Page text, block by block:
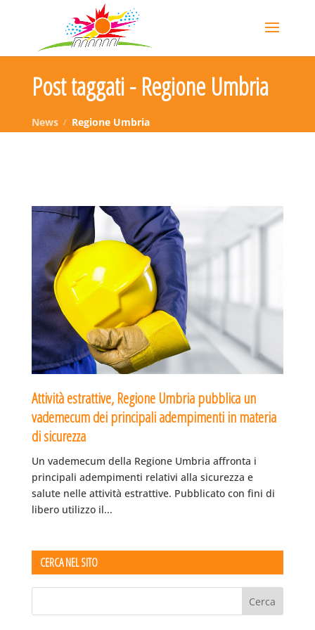
Post taggati - Regione Umbria
News Regione Umbria
Attività estrattive, Regione Umbria pubblica un
vademecum dei principali adempimenti in materia
di sicurezza
Un vademecum della Regione Umbria affronta i
principali adempimenti relativi alla sicurezza e
salute nelle attività estrattive. Pubblicato con fini di
libero utilizzo il...
CERCA NEL SITO